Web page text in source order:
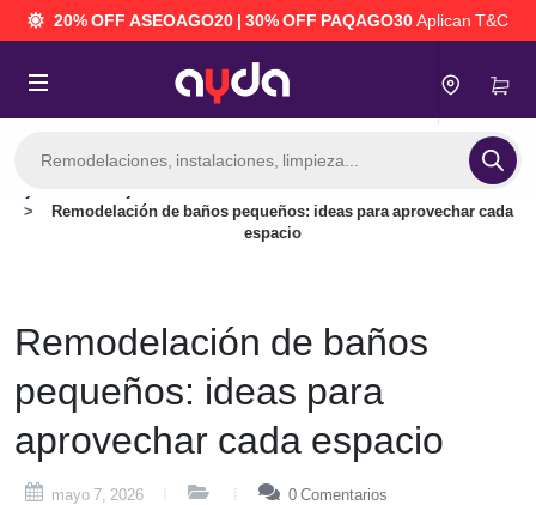
20% OFF ASEOAGO20 | 30% OFF PAQAGO30Aplican T&C
productos
Remodelación de baños pequeños: ideas para aprovechar cada
espacio
Remodelación de baños
pequeños: ideas para
aprovechar cada espacio
mayo 7, 2026 0 Comentarios